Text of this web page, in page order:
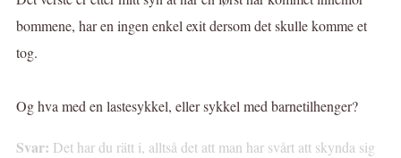
bommene, har en ingen enkel exit dersom det skulle komme et
tog.
Og hva med en lastesykkel, eller sykkel med barnetilhenger?
Svar: Det har du rätt i, alltså det att man har svårt att skynda sig